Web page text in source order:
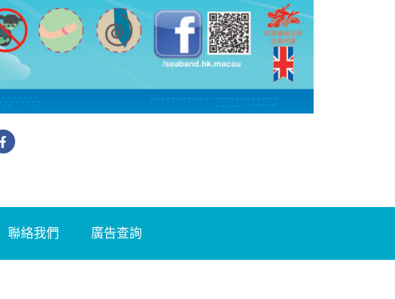
聯絡我們 廣告查詢